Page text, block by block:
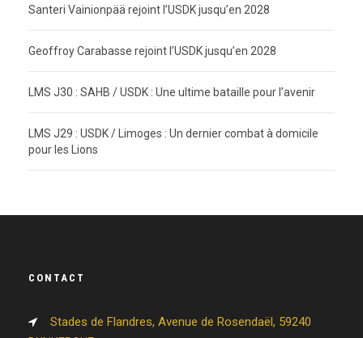
Santeri Vainionpää rejoint l’USDK jusqu’en 2028
Geoffroy Carabasse rejoint l’USDK jusqu’en 2028
LMS J30 : SAHB / USDK : Une ultime bataille pour l’avenir
LMS J29 : USDK / Limoges : Un dernier combat à domicile
pour les Lions
CONTACT
Stades de Flandres, Avenue de Rosendaël, 59240